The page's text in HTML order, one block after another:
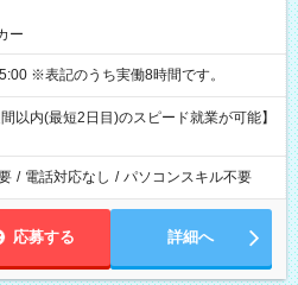
ー
8:00～17:00 20:00～5:00 ※表記のうち実働8時間です。
以内(最短2日目)のスピード就業が可能】
/ 電話対応なし / パソコンスキル不要
応募する 詳細へ